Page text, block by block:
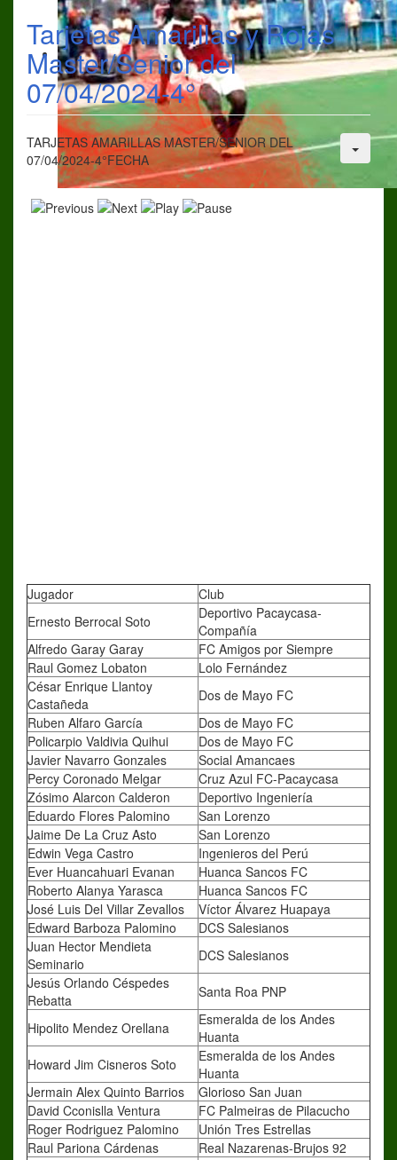
Tarjetas Amarillas y Rojas
Master/Senior del
07/04/2024-4°
TARJETAS AMARILLAS MASTER/SENIOR DEL
07/04/2024-4°FECHA
Jugador
Club
Ernesto Berrocal Soto
Deportivo Pacaycasa-
Compañía
Alfredo Garay Garay
FC Amigos por Siempre
Raul Gomez Lobaton
Lolo Fernández
César Enrique Llantoy
Castañeda
Dos de Mayo FC
Ruben Alfaro García
Dos de Mayo FC
Policarpio Valdivia Quihui
Dos de Mayo FC
Javier Navarro Gonzales
Social Amancaes
Percy Coronado Melgar
Cruz Azul FC-Pacaycasa
Zósimo Alarcon Calderon
Deportivo Ingeniería
Eduardo Flores Palomino
San Lorenzo
Jaime De La Cruz Asto
San Lorenzo
Edwin Vega Castro
Ingenieros del Perú
Ever Huancahuari Evanan
Huanca Sancos FC
Roberto Alanya Yarasca
Huanca Sancos FC
José Luis Del Villar Zevallos
Víctor Álvarez Huapaya
Edward Barboza Palomino
DCS Salesianos
Juan Hector Mendieta
Seminario
DCS Salesianos
Jesús Orlando Céspedes
Rebatta
Santa Roa PNP
Hipolito Mendez Orellana
Esmeralda de los Andes
Huanta
Howard Jim Cisneros Soto
Esmeralda de los Andes
Huanta
Jermain Alex Quinto Barrios
Glorioso San Juan
David Cconislla Ventura
FC Palmeiras de Pilacucho
Roger Rodriguez Palomino
Unión Tres Estrellas
Raul Pariona Cárdenas
Real Nazarenas-Brujos 92